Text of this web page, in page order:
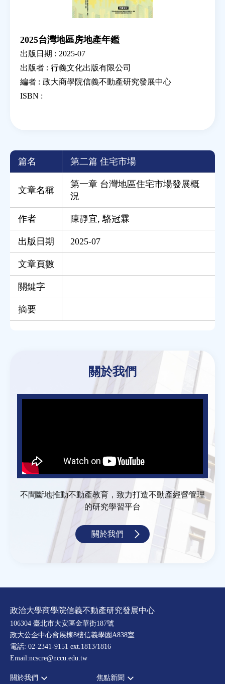
2025台灣地區房地產年鑑
出版日期 : 2025-07
出版者 : 行義文化出版有限公司
編者 : 政大商學院信義不動產研究發展中心
ISBN :
篇名 第二篇 住宅市場
文章名稱
第一章 台灣地區住宅市場發展概
況
作者 陳靜宜,駱冠霖
出版日期 2025-07
文章頁數
關鍵字
摘要
關於我們
不間斷地推動不動產教育，致力打造不動產經營管理
的研究學習平台
關於我們
政治大學商學院信義不動產研究發展中心
106304 臺北市大安區金華街187號
政大公企中心會展棟8樓信義學園A838室
電話: 02-2341-9151 ext.1813/1816
Email:ncscre@nccu.edu.tw
關於我們 焦點新聞